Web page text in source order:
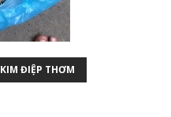
KIM ĐIỆP THƠM